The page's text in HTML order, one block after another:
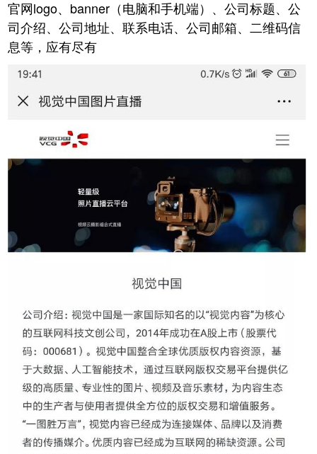
官网logo、banner（电脑和手机端）、公司标题、公
司介绍、公司地址、联系电话、公司邮箱、二维码信
息等，应有尽有